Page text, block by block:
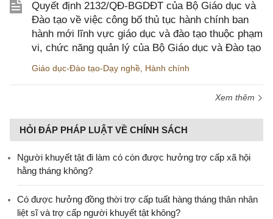
Quyết định 2132/QĐ-BGDĐT của Bộ Giáo dục và
Đào tạo về việc công bố thủ tục hành chính ban
hành mới lĩnh vực giáo dục và đào tạo thuộc phạm
vi, chức năng quản lý của Bộ Giáo dục và Đào tạo
Giáo dục-Đào tạo-Dạy nghề Hành chính
Xem thêm
HỎI ĐÁP PHÁP LUẬT VỀ CHÍNH SÁCH
Người khuyết tật đi làm có còn được hưởng trợ cấp xã hội
hằng tháng không?
​Có được hưởng đồng thời trợ cấp tuất hàng tháng thân nhân
liệt sĩ và trợ cấp người khuyết tật không?